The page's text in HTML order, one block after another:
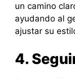
un camino
ayudando al
ajustar su
4.